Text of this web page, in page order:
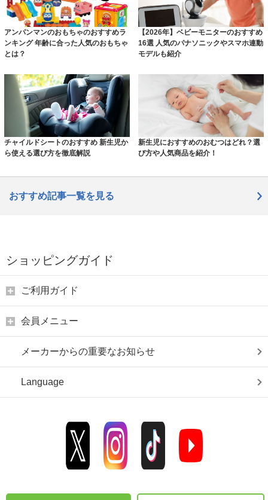
アンパンマンのおもちゃのおすすめラ
ンキング 年齢に合った人気のおもちゃ
とは？
【2026年】ベビーモニターのおすすめ
16選 人気のパナソニックやスマホ連動
モデルも紹介
チャイルドシートのおすすめ 新生児か
ら使える選び方を徹底解説
新生児におすすめのおむつはどれ？選
び方や人気商品を紹介！
おすすめ記事一覧を見る
ショッピングガイド
ご利用ガイド
会員メニュー
メーカーからの重要なお知らせ
Language